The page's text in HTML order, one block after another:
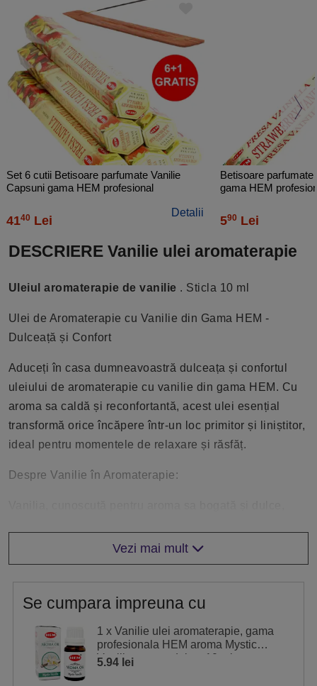
Set 6 cutii Betisoare parfumate Vanilie
Capsuni gama HEM profesional
120 buc
4140 Lei
Detalii
Betisoare
gama HEM
590 Lei
DESCRIERE Vanilie ulei aromaterapie
Uleiul aromaterapie de vanilie . Sticla 10 ml
Ulei de Aromaterapie cu Vanilie din Gama HEM -
Dulceață și Confort
Aduceți în casa dumneavoastră dulceața și confortul
uleiului de aromaterapie cu vanilie din gama HEM. Cu
aroma sa caldă și reconfortantă, acest ulei esențial
transformă orice încăpere într-un loc primitor și liniștitor,
ideal pentru momentele de relaxare și răsfăț.
Despre Vanilie în Aromaterapie:
capacității sale de a induce relaxarea și de a ridica
moralul. Uleiul esențial de vanilie este obținut din
păstăile de vanilie și este adesea folosit pentru a crea o
atmosferă de confort și liniște. Aroma sa delicată și
fiind ideală pentru a combate stresul și a promova o
stare de bine.
Vezi mai mult
Se cumpara impreuna cu
1 x Vanilie ulei aromaterapie, gama
profesionala HEM aroma Mystic
Vanilla, aroma dulce, 10 ml
5.94 lei